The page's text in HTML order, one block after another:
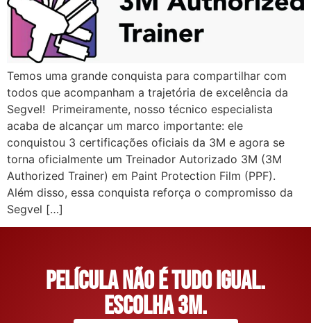
Temos uma grande conquista para compartilhar com
todos que acompanham a trajetória de excelência da
Segvel! Primeiramente, nosso técnico especialista
acaba de alcançar um marco importante: ele
conquistou 3 certificações oficiais da 3M e agora se
torna oficialmente um Treinador Autorizado 3M (3M
Authorized Trainer) em Paint Protection Film (PPF).
Além disso, essa conquista reforça o compromisso da
Segvel […]
Película não é tudo igual.
Escolha 3M.